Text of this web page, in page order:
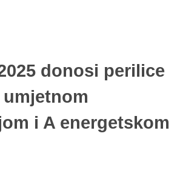
donosi perilice
i A energetskom